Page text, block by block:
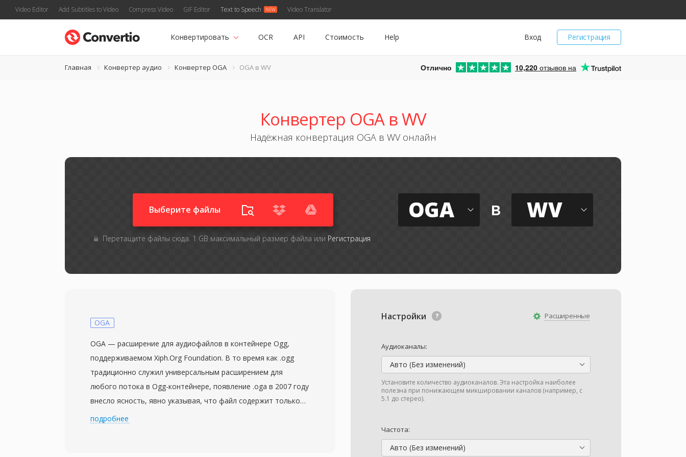
Video Editor Add Subtitles to Video Compress Video GIF Editor Text to Speech Video Translator
Регистрация
Вход
Конвертировать OCR API Стоимость Help
Главная Конвертер аудио Конвертер OGA OGA в WV Отлично 10,220 отзывов на
Конвертер OGA в WV
Надёжная конвертация OGA в WV онлайн
Выберите файлы
Перетащите файлы сюда. 1 GB максимальный размер файла или Регистрация
OGA в WV
Расширенные
Настройки
Аудиоканалы:
Авто (Без изменений)
Установите количество аудиоканалов. Эта настройка наиболее
полезна при понижающем микшировании каналов (например, с
5.1 до стерео).
Частота:
Авто (Без изменений)
OGA
OGA — расширение для аудиофайлов в контейнере Ogg,
поддерживаемом Xiph.Org Foundation. В то время как .ogg
традиционно служил универсальным расширением для
любого потока в Ogg-контейнере, появление .oga в 2007 году
внесло ясность, явно указывая, что файл содержит только
аудиоданные. Внутри OGA-файлы могут нести аудио,
подробнее